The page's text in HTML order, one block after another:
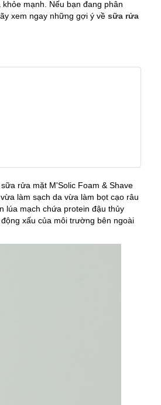
mạnh. Nếu bạn đang phân
xem ngay những gợi ý vềsữa rửa
rửa mặt M'Solic Foam & Shave
làm sạch da vừa làm bọt cạo râu
lúa mạch chứa protein đậu thủy
xấu của môi trường bên ngoài